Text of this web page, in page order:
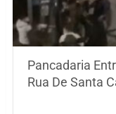
Pancadaria
Rua De Santa